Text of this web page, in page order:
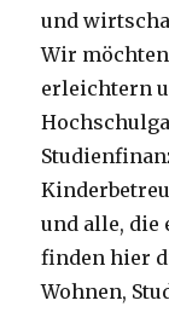
und
Wir
erleichtern
und alle, die
finden hier
Wohnen,